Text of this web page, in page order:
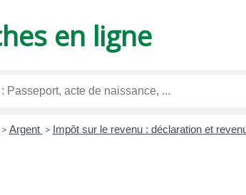
VARZAY
en ligne
> Argent > Impôt sur le revenu : déclaration et